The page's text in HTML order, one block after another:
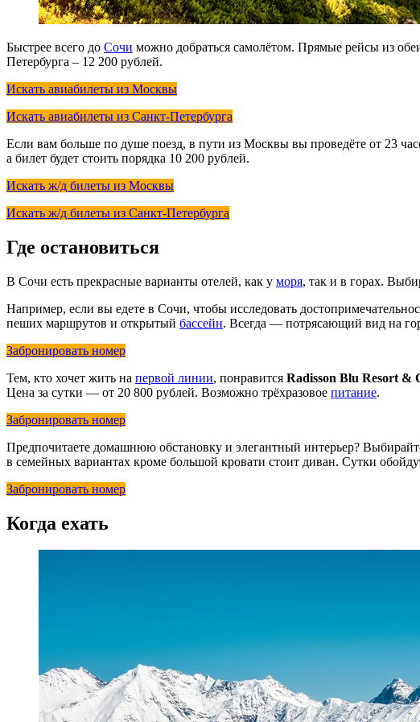
Быстрее всего до Сочи можно добраться самолётом. Прямые рейсы из
Петербурга – 12 200 рублей.
Искать авиабилеты из Москвы
Искать авиабилеты из Санкт-Петербурга
Если вам больше по душе поезд, в пути из Москвы вы проведёте от 23
а билет будет стоить порядка 10 200 рублей.
Искать ж/д билеты из Москвы
Искать ж/д билеты из Санкт-Петербурга
Где остановиться
В Сочи есть прекрасные варианты отелей, как у моря, так и в горах.
Например, если вы едете в Сочи, чтобы исследовать
пеших маршрутов и открытый бассейн. Всегда — потрясающий вид на
Забронировать номер
Тем, кто хочет жить на первой линии, понравится Radisson Blu Resort &
Цена за сутки — от 20 800 рублей. Возможно трёхразовое питание.
Забронировать номер
Предпочитаете домашнюю обстановку и элегантный интерьер?
в семейных вариантах кроме большой кровати стоит диван. Сутки
Забронировать номер
Когда ехать